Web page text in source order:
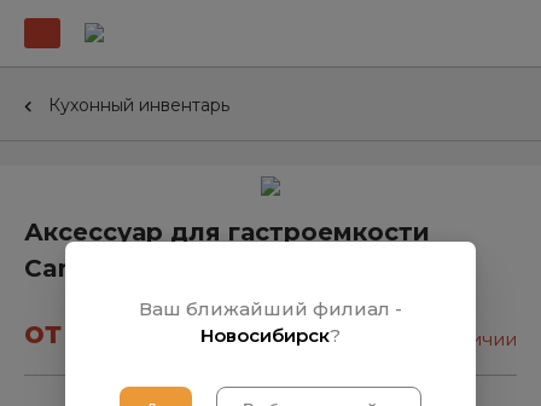
Кухонный инвентарь
Аксессуар для гастроемкости
Cambro Крышка 60SC
от 81₽ нет в наличии
Ваш ближайший филиал -
Новосибирск?